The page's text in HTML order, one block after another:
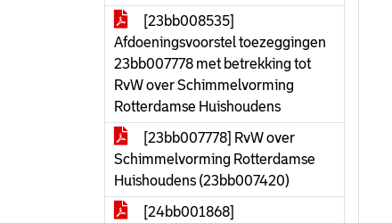
[23bb008535]
Afdoeningsvoorstel toezeggingen
23bb007778 met betrekking tot
RvW over Schimmelvorming
Rotterdamse Huishoudens
[23bb007778] RvW over
Schimmelvorming Rotterdamse
Huishoudens (23bb007420)
[24bb001868]